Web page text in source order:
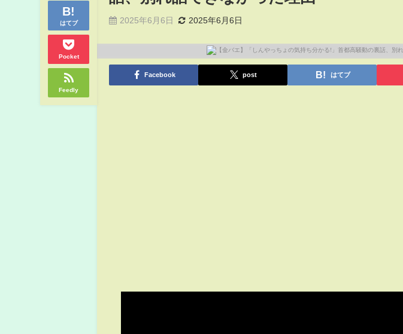
はてブ
Pocket
Feedly
2025年6月6日 2025年6月6日
Facebook post はてブ